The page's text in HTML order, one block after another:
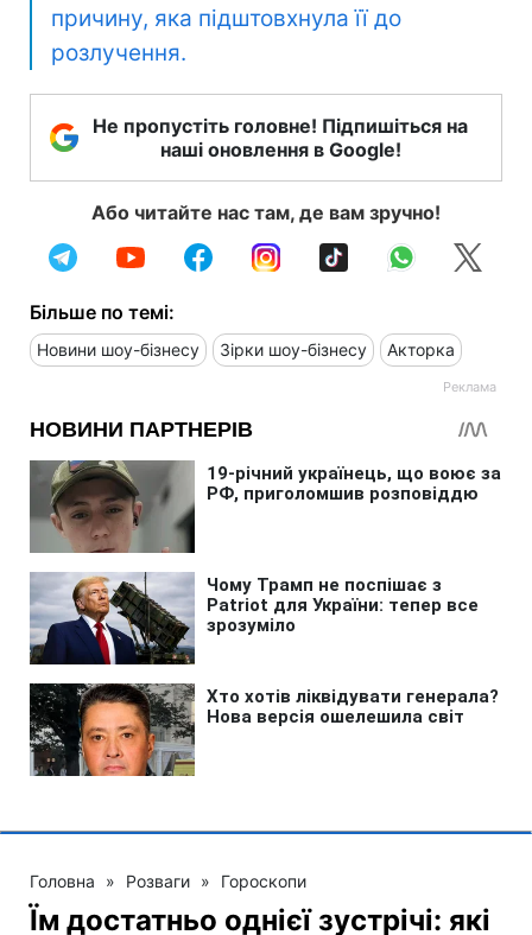
причину, яка підштовхнула її до
розлучення.
Не пропустіть головне! Підпишіться на
наші оновлення в Google!
Або читайте нас там, де вам зручно!
Більше по темі:
Новини шоу-бізнесу Зірки шоу-бізнесу Акторка
Головна » Розваги » Гороскопи
Їм достатньо однієї зустрічі: які